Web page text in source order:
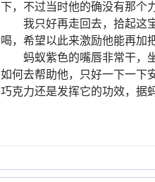
下，不过当时他的确没有那个
我只好再走回去，拾起这
喝，希望以此来激励他能再加
蚂蚁紫色的嘴唇非常干，
如何去帮助他，只好一下一下
巧克力还是发挥它的功效，据